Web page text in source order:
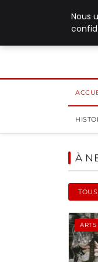
À
TOUS
Nous